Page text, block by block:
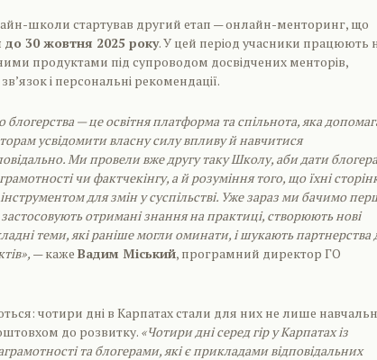
школи стартував другий етап — онлайн-менторинг, що
до 30 жовтня 2025 року. У цей період учасники працюють
продуктами під супроводом досвідчених менторів,
і персональні рекомендації.
блогерства — це освітня платформа та спільнота, яка
усвідомити власну силу впливу й навчитися
Ми провели вже другу таку Школу, аби дати
чи фактчекінгу, а й розуміння того, що їхні
для змін у суспільстві. Уже зараз ми бачимо
отримані знання на практиці, створюють нові
теми, які раніше могли оминати, і шукають партнерства
— каже Вадим Міський, програмний директор ГО
чотири дні в Карпатах стали для них не лише
до розвитку. «Чотири дні серед гір у Карпатах із
та блогерами, які є прикладами відповідальних